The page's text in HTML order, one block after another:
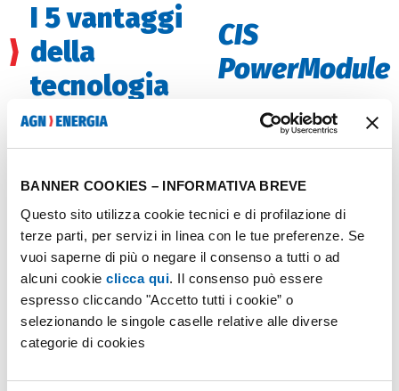
BANNER COOKIES – INFORMATIVA BREVE
Questo sito utilizza cookie tecnici e di profilazione di
terze parti, per servizi in linea con le tue preferenze. Se
vuoi saperne di più o negare il consenso a tutti o ad
alcuni cookie clicca qui. Il consenso può essere
espresso cliccando "Accetto tutti i cookie” o
selezionando le singole caselle relative alle diverse
categorie di cookies
I 5 vantaggi
della
tecnologia
CIS
PowerModule
Esposti a zone d’ombra, ad alte temperature e con
rendimento e in modo duraturo. Ma qual è il
della loro efficacia?
Elevata stabilità alla temperatura
Grazie a minor coefficiente di temperatura
producono oltre il 10% in più rispetto ai moduli
cristallini